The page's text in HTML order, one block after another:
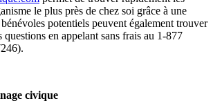
le plus près de chez soi grâce à une
potentiels peuvent également trouver
questions en appelant sans frais au 1-877
civique